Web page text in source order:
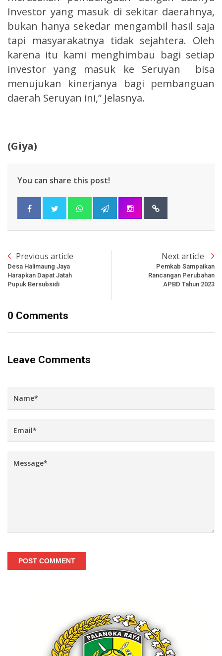
Investor yang masuk di sekitar daerahnya,
bukan hanya sekedar mengambil hasil saja
tapi masyarakatnya tidak sejahtera. Oleh
karena itu kami menghimbau bagi setiap
investor yang masuk ke Seruyan bisa
menujukan kinerjanya bagi pembanguan
daerah Seruyan ini,” Jelasnya.
(Giya)
You can share this post!
Previous article
Desa Halimaung Jaya
Harapkan Dapat Jatah
Pupuk Bersubsidi
Next article
Pemkab Sampaikan
Rancangan Perubahan
APBD Tahun 2023
0 Comments
Leave Comments
POST COMMENT